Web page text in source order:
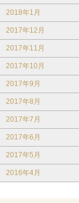
2018年1月
2017年12月
2017年11月
2017年10月
2017年9月
2017年8月
2017年7月
2017年6月
2017年5月
2016年4月